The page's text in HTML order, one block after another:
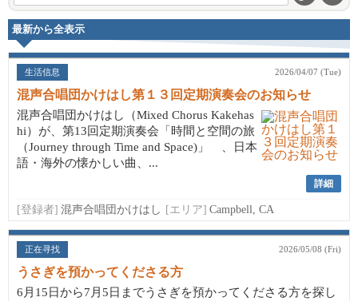
最新から全表示
生活信息 2026/04/07 (Tue)
混声合唱団かけはし第１３回定期演奏会のお知らせ
混声合唱団かけはし（Mixed Chorus Kakehas
hi）が、第13回定期演奏会「時間と空間の旅
（Journey through Time and Space)」 、日本
語・海外の懐かしい曲、...
詳細
[登録者] 混声合唱団かけはし [エリア] Campbell, CA
正在寻找 2026/05/08 (Fri)
うさぎを預かってくださる方
6月15日から7月5日までうさぎを預かってくださる方を探し